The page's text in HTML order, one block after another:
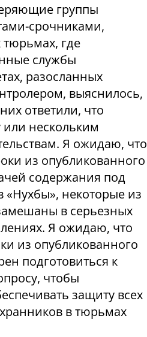
группы
срочниками,
где
службы
разосланных
выяснилось,
ответили, что
нескольким
Я ожидаю, что
из опубликованного
содержания под
«Нухбы», некоторые из
в серьезных
Я ожидаю, что
из опубликованного
подготовиться к
чтобы
защиту всех
в тюрьмах